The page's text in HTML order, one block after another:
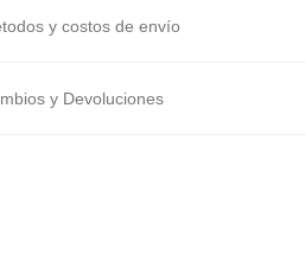
y costos de envío
y Devoluciones